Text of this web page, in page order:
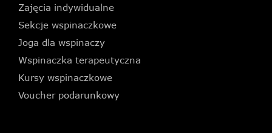
Zajęcia indywidualne
Sekcje wspinaczkowe
Joga dla wspinaczy
Wspinaczka terapeutyczna
Kursy wspinaczkowe
Voucher podarunkowy